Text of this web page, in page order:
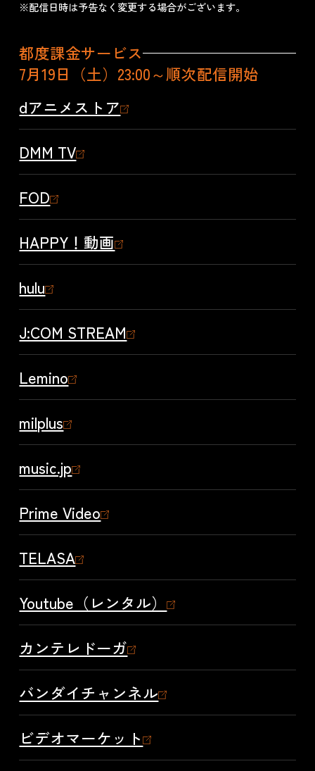
※配信日時は予告なく変更する場合がございます。
都度課金サービス
7月19日（土）23:00～順次配信開始
dアニメストア
DMM TV
FOD
HAPPY！動画
hulu
J:COM STREAM
Lemino
milplus
music.jp
Prime Video
TELASA
Youtube（レンタル）
カンテレドーガ
バンダイチャンネル
ビデオマーケット